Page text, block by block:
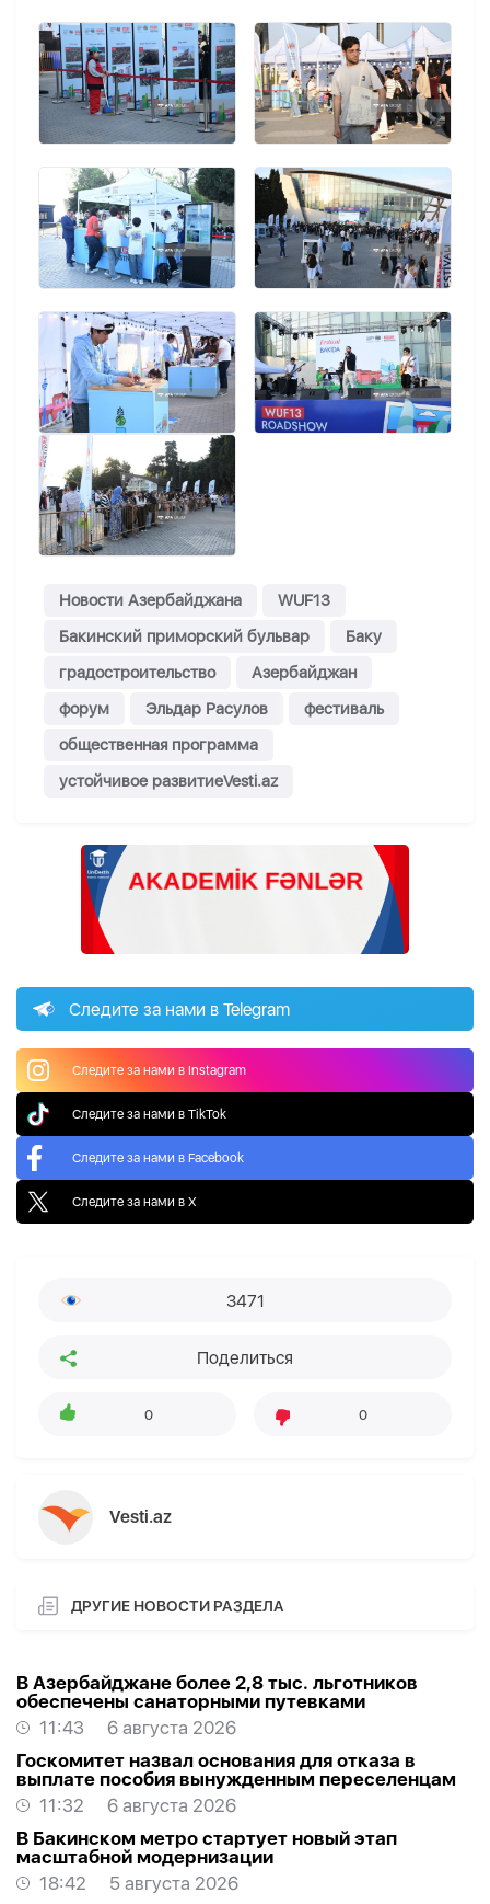
Новости Азербайджана
WUF13
Бакинский приморский бульвар
Баку
градостроительство
Азербайджан
форум
Эльдар Расулов
фестиваль
общественная программа
устойчивое развитиеVesti.az
Следите за нами в Telegram
Следите за нами в Instagram
Следите за нами в TikTok
Следите за нами в Facebook
Следите за нами в X
3471
Поделиться
0 0
Vesti.az
ДРУГИЕ НОВОСТИ РАЗДЕЛА
В Азербайджане более 2,8 тыс. льготников
обеспечены санаторными путевками
11:43
6 августа 2026
Госкомитет назвал основания для отказа в
выплате пособия вынужденным переселенцам
11:32
6 августа 2026
В Бакинском метро стартует новый этап
масштабной модернизации
18:42
5 августа 2026